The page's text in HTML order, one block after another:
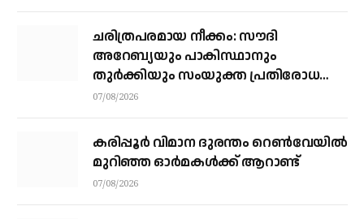
ചരിത്രപരമായ നീക്കം: സൗദി
അറേബ്യയും പാകിസ്ഥാനും
തുർക്കിയും സംയുക്ത പ്രതിരോധ
കരാറിൽ ഒപ്പുവെക്കുന്നു,
07/08/2026
കരിപ്പൂര്‍ വിമാന ദുരന്തം റെണ്‍വേയില്‍
മുറിഞ്ഞ ഓര്‍മകള്‍ക്ക് ആറാണ്ട്
07/08/2026